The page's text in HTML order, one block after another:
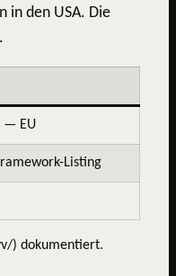
in den USA. Die
— EU
Listing
) dokumentiert.